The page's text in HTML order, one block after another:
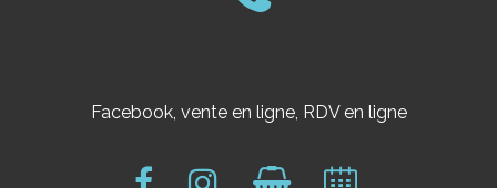
Facebook, vente en ligne, RDV en ligne